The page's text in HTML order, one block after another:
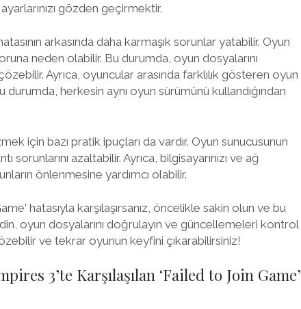
gözden geçirmektir.
arkasında daha karmaşık sorunlar yatabilir. Oyun
neden olabilir. Bu durumda, oyun dosyalarını
Ayrıca, oyuncular arasında farklılık gösteren oyun
herkesin aynı oyun sürümünü kullandığından
için bazı pratik ipuçları da vardır. Oyun sunucusunun
azaltabilir. Ayrıca, bilgisayarınızı ve ağ
önlenmesine yardımcı olabilir.
hatasıyla karşılaşırsanız, öncelikle sakin olun ve bu
oyun dosyalarını doğrulayın ve güncellemeleri kontrol
ve tekrar oyunun keyfini çıkarabilirsiniz!
3’te Karşılaşılan ‘Failed to Join Game’